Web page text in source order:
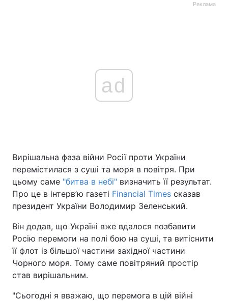
Реклама
ad
Вирішальна фаза війни Росії проти України
перемістилася з суші та моря в повітря. При
цьому саме "битва в небі" визначить її результат.
Про це в інтерв’ю газеті Financial Times сказав
президент України Володимир Зеленський.
Він додав, що Україні вже вдалося позбавити
Росію перемоги на полі бою на суші, та витіснити
її флот із більшої частини західної частини
Чорного моря. Тому саме повітряний простір
став вирішальним.
"Сьогодні я вважаю, що перемога в цій війні